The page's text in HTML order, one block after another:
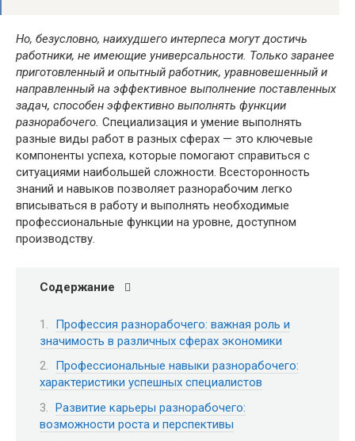
Но, безусловно, наихудшего интерпеса могут достичь
работники, не имеющие универсальности. Только заранее
приготовленный и опытный работник, уравновешенный и
направленный на эффективное выполнение поставленных
задач, способен эффективно выполнять функции
разнорабочего. Специализация и умение выполнять
разные виды работ в разных сферах — это ключевые
компоненты успеха, которые помогают справиться с
ситуациями наибольшей сложности. Всесторонность
знаний и навыков позволяет разнорабочим легко
вписываться в работу и выполнять необходимые
профессиональные функции на уровне, доступном
производству.
Содержание
Профессия разнорабочего: важная роль и
значимость в различных сферах экономики
Профессиональные навыки разнорабочего:
характеристики успешных специалистов
Развитие карьеры разнорабочего:
возможности роста и перспективы